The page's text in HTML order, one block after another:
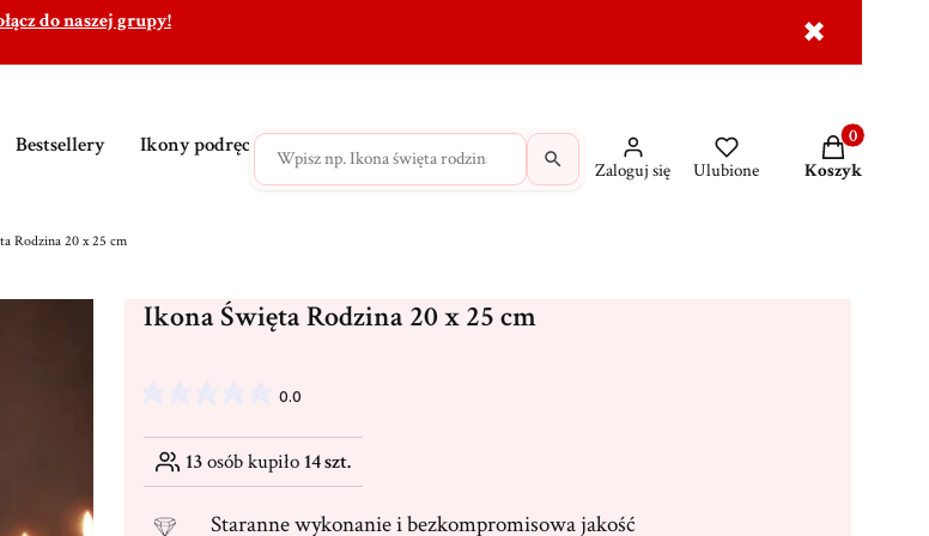
do naszej grupy! ✖
Bestsellery Ikony podręczne Krzyże MAJK na prezent Wasze
Zaloguj się Ulubione
Produkty w
Koszyk
Rodzina 20 x 25 cm
Ikona Święta Rodzina 20 x 25 cm
0.0
13osób kupiło 14 szt.
Starannewykonanie i bezkompromisowa jakość